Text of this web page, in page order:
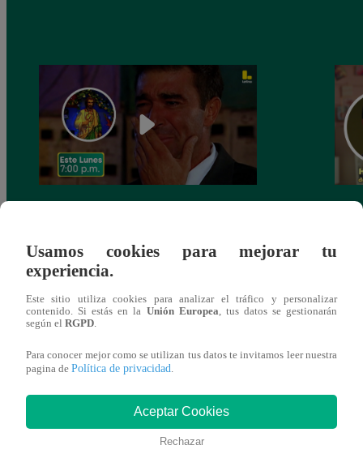
Bien”
También te puede
interesar
Usamos cookies para mejorar tu
experiencia.
Este sitio utiliza cookies para analizar el tráfico y personalizar
contenido. Si estás en la Unión Europea , tus datos se gestionarán
según el RGPD
Para conocer mejor como se utilizan tus datos te invitamos leer nuestra
pagina de Política de privacidad
Aceptar Cookies
Rechazar